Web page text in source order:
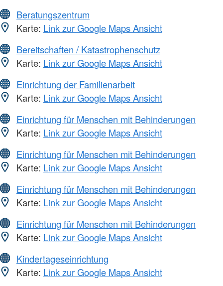
Beratungszentrum
Karte: Link zur Google Maps Ansicht
Bereitschaften / Katastrophenschutz
Karte: Link zur Google Maps Ansicht
Einrichtung der Familienarbeit
Karte: Link zur Google Maps Ansicht
Einrichtung für Menschen mit Behinderungen
Karte: Link zur Google Maps Ansicht
Einrichtung für Menschen mit Behinderungen
Karte: Link zur Google Maps Ansicht
Einrichtung für Menschen mit Behinderungen
Karte: Link zur Google Maps Ansicht
Einrichtung für Menschen mit Behinderungen
Karte: Link zur Google Maps Ansicht
Kindertageseinrichtung
Karte: Link zur Google Maps Ansicht